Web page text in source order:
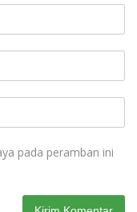
pada peramban ini